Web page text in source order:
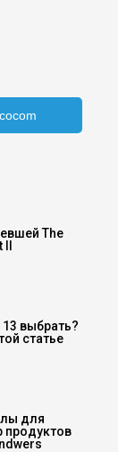
The
выбрать?
статье
для
продуктов